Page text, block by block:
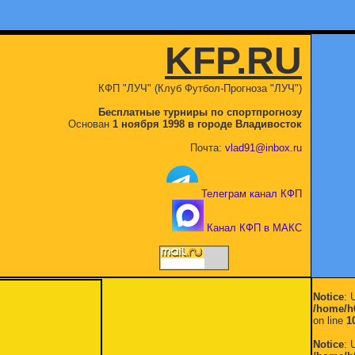
KFP.RU
КФП "ЛУЧ" (Клуб Футбол-Прогноза "ЛУЧ")
Бесплатные турниры по спортпрогнозу
Основан 1 ноября 1998 в городе Владивосток
Почта: vlad91@inbox.ru
Телеграм канал КФП
Канал КФП в МАКС
Notice:
/home/
on line
Notice: